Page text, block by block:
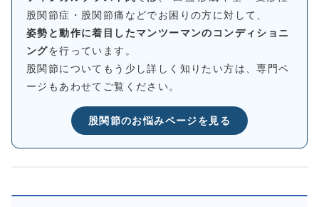
股関節症・股関節痛などでお困りの方に対して、
姿勢と動作に着目したマンツーマンのコンディショニ
ングを行っています。
股関節についてもう少し詳しく知りたい方は、専門ペ
ージもあわせてご覧ください。
股関節のお悩みページを見る